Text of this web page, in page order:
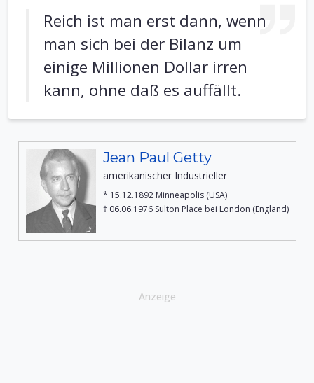
Reich ist man erst dann, wenn
man sich bei der Bilanz um
einige Millionen Dollar irren
kann, ohne daß es auffällt.
Jean Paul Getty
amerikanischer Industrieller
* 15.12.1892 Minneapolis (USA)
† 06.06.1976 Sulton Place bei London (England)
Anzeige